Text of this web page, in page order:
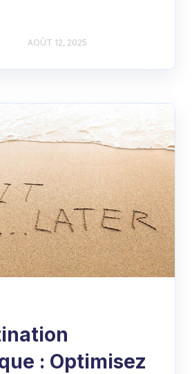
AOÛT 12, 2025
: Optimisez